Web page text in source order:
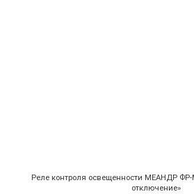
Реле контроля освещенности МЕАНДР
отключение»